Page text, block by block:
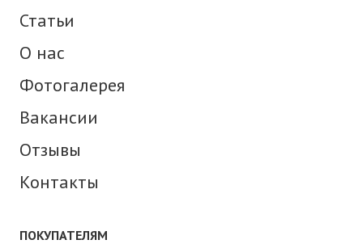
Статьи
О нас
Фотогалерея
Вакансии
Отзывы
Контакты
ПОКУПАТЕЛЯМ